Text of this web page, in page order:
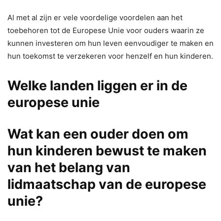
Al met al zijn er vele voordelige voordelen aan het
toebehoren tot de Europese Unie voor ouders waarin ze
kunnen investeren om hun leven eenvoudiger te maken en
hun toekomst te verzekeren voor henzelf en hun kinderen.
Welke landen liggen er in de
europese unie
Wat kan een ouder doen om
hun kinderen bewust te maken
van het belang van
lidmaatschap van de europese
unie?